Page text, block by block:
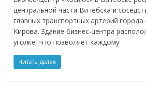
центральной части Витебска и
главных транспортных артерий
Кирова. Здание бизнес-центра
уголке, что позволяет каждому
Читать далее